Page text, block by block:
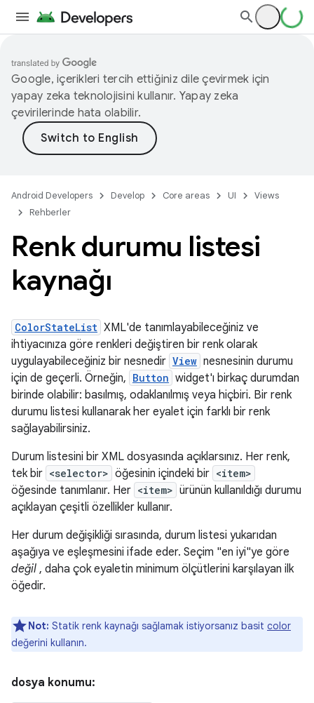
Google, içerikleri tercih ettiğiniz dile çevirmek için
yapay zeka teknolojisini kullanır. Yapay zeka
çevirilerinde hata olabilir.
Android Developers Develop Core areas UI
Views
Rehberler
Renk durumu listesi
kaynağı
ColorStateList XML'de tanımlayabileceğiniz ve
ihtiyacınıza göre renkleri değiştiren bir renk olarak
uygulayabileceğiniz bir nesnedir View nesnesinin durumu
için de geçerli. Örneğin, Button widget'ı birkaç durumdan
birinde olabilir: basılmış, odaklanılmış veya hiçbiri. Bir renk
durumu listesi kullanarak her eyalet için farklı bir renk
sağlayabilirsiniz.
Durum listesini bir XML dosyasında açıklarsınız. Her renk,
tek bir <selector> öğesinin içindeki bir <item>
öğesinde tanımlanır. Her <item> ürünün kullanıldığı durumu
açıklayan çeşitli özellikler kullanır.
Her durum değişikliği sırasında, durum listesi yukarıdan
aşağıya ve eşleşmesini ifade eder. Seçim "en iyi"ye göre
değil , daha çok eyaletin minimum ölçütlerini karşılayan ilk
öğedir.
Not: Statik renk kaynağı sağlamak istiyorsanız basit color
değerini kullanın.
dosya konumu: